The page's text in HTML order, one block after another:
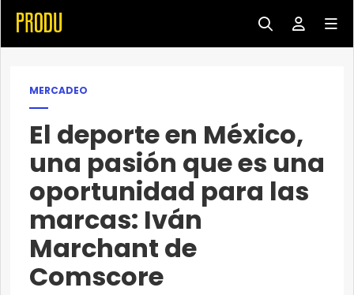
MERCADEO
El deporte en México,
una pasión que es una
oportunidad para las
marcas: Iván
Marchant de
Comscore